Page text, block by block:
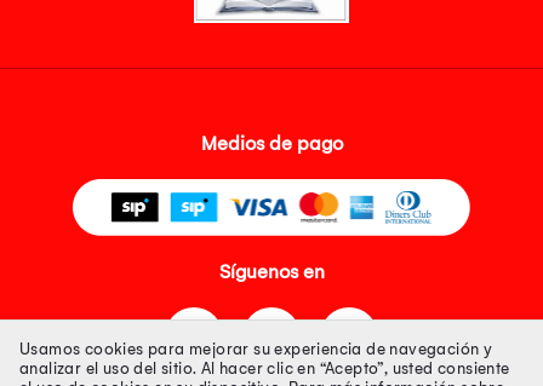
Medios de pago
Síguenos en
Usamos cookies para mejorar su experiencia de navegación y
analizar el uso del sitio. Al hacer clic en “Acepto”, usted consiente